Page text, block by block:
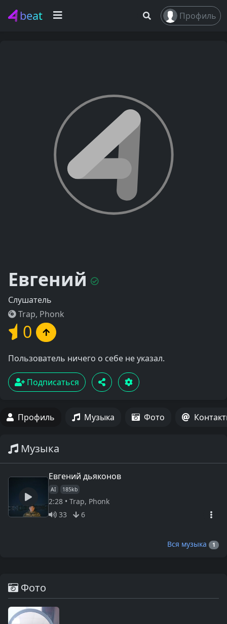
beat Профиль
Евгений
Слушатель
Trap, Phonk
0
Пользователь ничего о себе не указал.
Подписаться
Профиль Музыка Фото
Музыка
Евгений дьяконов
AI 185kb
2:28 • Trap, Phonk
33
6
Вся музыка 1
Фото